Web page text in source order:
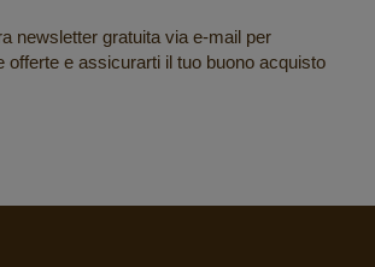
newsletter gratuita via e-mail per
offerte e assicurarti il tuo buono acquisto